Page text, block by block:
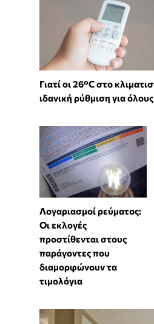
Γιατί οι 26°C στο
ιδανική ρύθμιση για όλους
Λογαριασμοί ρεύματος:
Οι εκλογές
προστίθενται στους
παράγοντες που
διαμορφώνουν τα
τιμολόγια